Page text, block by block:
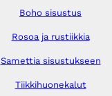
Boho sisustus
Rosoa ja rustiikkia
Samettia sisustukseen
Tiikkihuonekalut